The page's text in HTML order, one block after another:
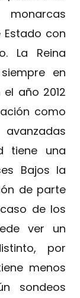
con
La Reina
en
año 2012
como
tiene una
Bajos la
de parte
de los
ver un
por
menos
sondeos